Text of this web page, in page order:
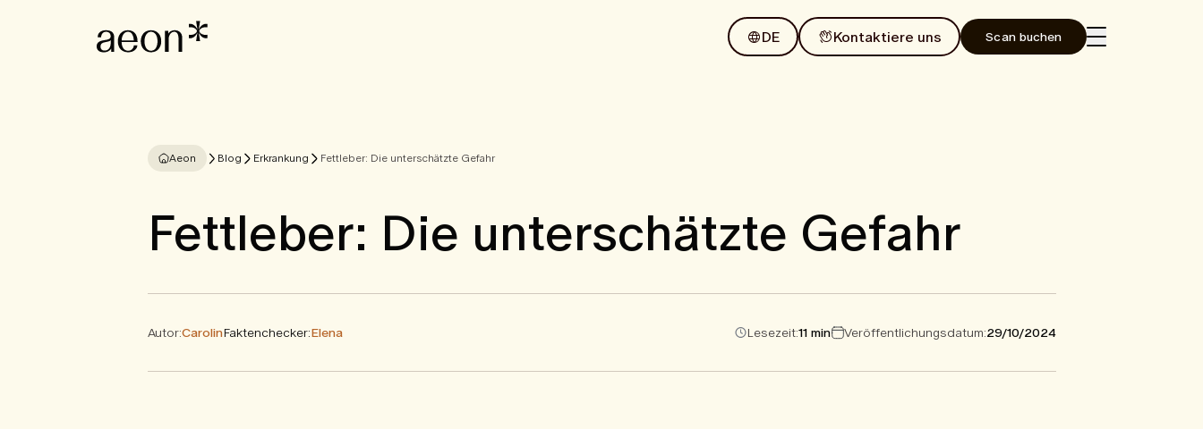
DE Kontaktiere uns Scan buchen
Aeon Blog Erkrankung Fettleber: Die unterschätzte Gefahr
Fettleber: Die unterschätzte Gefahr
Autor:CarolinFaktenchecker:Elena Lesezeit:11 min Veröffentlichungsdatum:29/10/2024